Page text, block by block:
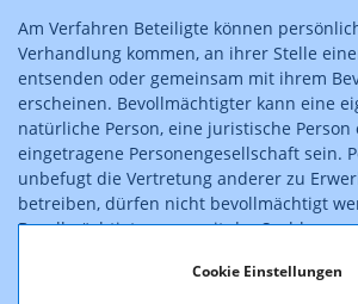
Cookie Einstellungen
Am Verfahren Beteiligte können
Verhandlung kommen, an ihrer Stelle
entsenden oder gemeinsam mit ihrem
erscheinen. Bevollmächtigter kann eine
natürliche Person, eine juristische Person
eingetragene Personengesellschaft sein.
unbefugt die Vertretung anderer zu
betreiben, dürfen nicht bevollmächtigt
Bevollmächtigte muss mit der Sachlage
Vollmacht hat auf Namen oder Firma zu